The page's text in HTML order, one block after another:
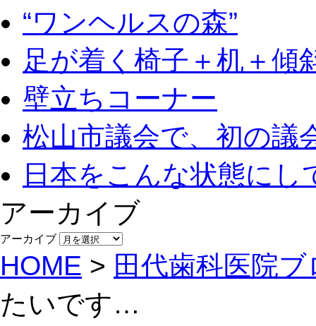
“ワンヘルスの森”
足が着く椅子＋机＋傾
壁立ちコーナー
松山市議会で、初の議
日本をこんな状態に
アーカイブ
アーカイブ
HOME > 田代歯科医院ブ
たいです…